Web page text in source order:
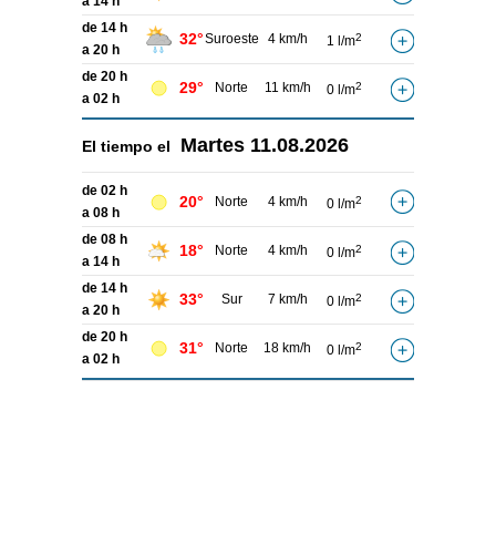
de 14 h
a 20 h
32°Suroeste 4 km/h 1 l/m2
de 20 h
a 02 h
29° Norte 11 km/h 0 l/m2
El tiempo el Martes 11.08.2026
de 02 h
a 08 h
20° Norte 4 km/h 0 l/m2
de 08 h
a 14 h
18° Norte 4 km/h 0 l/m2
de 14 h
a 20 h
33° Sur 7 km/h 0 l/m2
de 20 h
a 02 h
31° Norte 18 km/h 0 l/m2